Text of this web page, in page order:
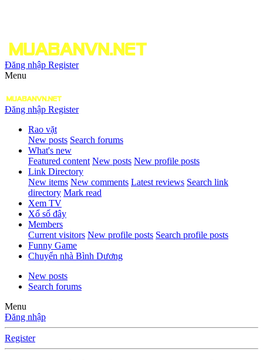
Đăng nhập Register
Menu
Đăng nhập Register
Rao vặt
New posts Search forums
What's new
Featured content New posts New profile posts
Link Directory
New items New comments Latest reviews Search link
directory Mark read
Xem TV
Xổ số đây
Members
Current visitors New profile posts Search profile posts
Funny Game
Chuyển nhà Bình Dương
New posts
Search forums
Menu
Đăng nhập
Register